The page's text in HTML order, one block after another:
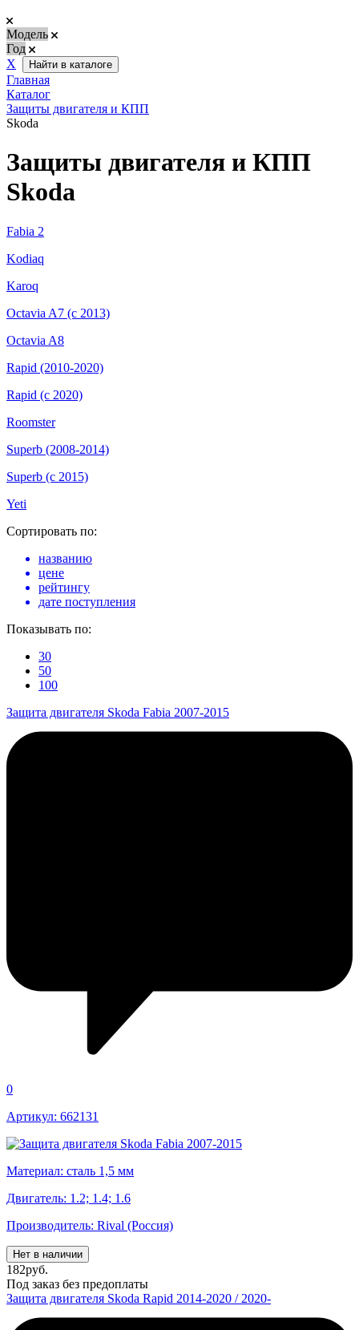
Модель
Год
Х
Найти в каталоге
Главная
Каталог
Защиты двигателя и КПП
Skoda
Защиты двигателя и КПП
Skoda
Fabia 2
Kodiaq
Karoq
Octavia A7 (с 2013)
Octavia A8
Rapid (2010-2020)
Rapid (с 2020)
Roomster
Superb (2008-2014)
Superb (с 2015)
Yeti
Сортировать по:
названию
цене
рейтингу
дате поступления
Показывать по:
30
50
100
Защита двигателя Skoda Fabia 2007-2015
0
Артикул: 662131
Материал: сталь 1,5 мм
Двигатель: 1.2; 1.4; 1.6
Производитель: Rival (Россия)
Нет в наличии
182руб.
Под заказ без предоплаты
Защита двигателя Skoda Rapid 2014-2020 / 2020-